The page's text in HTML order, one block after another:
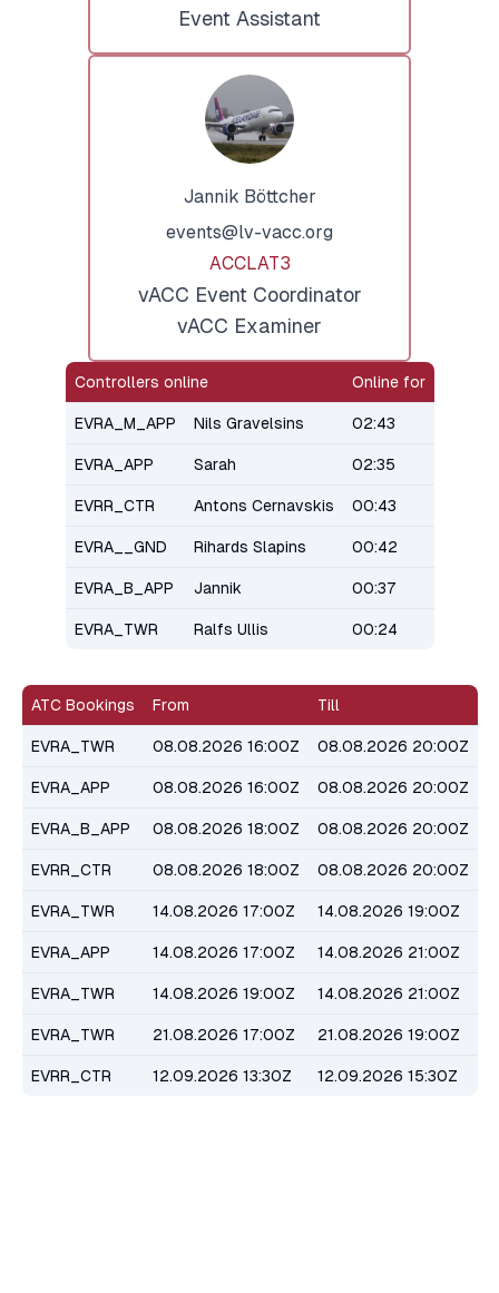
Event Assistant
Jannik Böttcher
events@lv-vacc.org
ACCLAT3
vACC Event Coordinator
vACC Examiner
Controllers online Online for
EVRA_M_APP Nils Gravelsins 02:43
EVRA_APP Sarah 02:35
EVRR_CTR Antons Cernavskis 00:43
EVRA__GND Rihards Slapins 00:42
EVRA_B_APP Jannik 00:37
EVRA_TWR Ralfs Ullis 00:24
ATC Bookings From Till
EVRA_TWR 08.08.2026 16:00Z 08.08.2026 20:00Z
EVRA_APP 08.08.2026 16:00Z 08.08.2026 20:00Z
EVRA_B_APP 08.08.2026 18:00Z 08.08.2026 20:00Z
EVRR_CTR 08.08.2026 18:00Z 08.08.2026 20:00Z
EVRA_TWR 14.08.2026 17:00Z 14.08.2026 19:00Z
EVRA_APP 14.08.2026 17:00Z 14.08.2026 21:00Z
EVRA_TWR 14.08.2026 19:00Z 14.08.2026 21:00Z
EVRA_TWR 21.08.2026 17:00Z 21.08.2026 19:00Z
EVRR_CTR 12.09.2026 13:30Z 12.09.2026 15:30Z